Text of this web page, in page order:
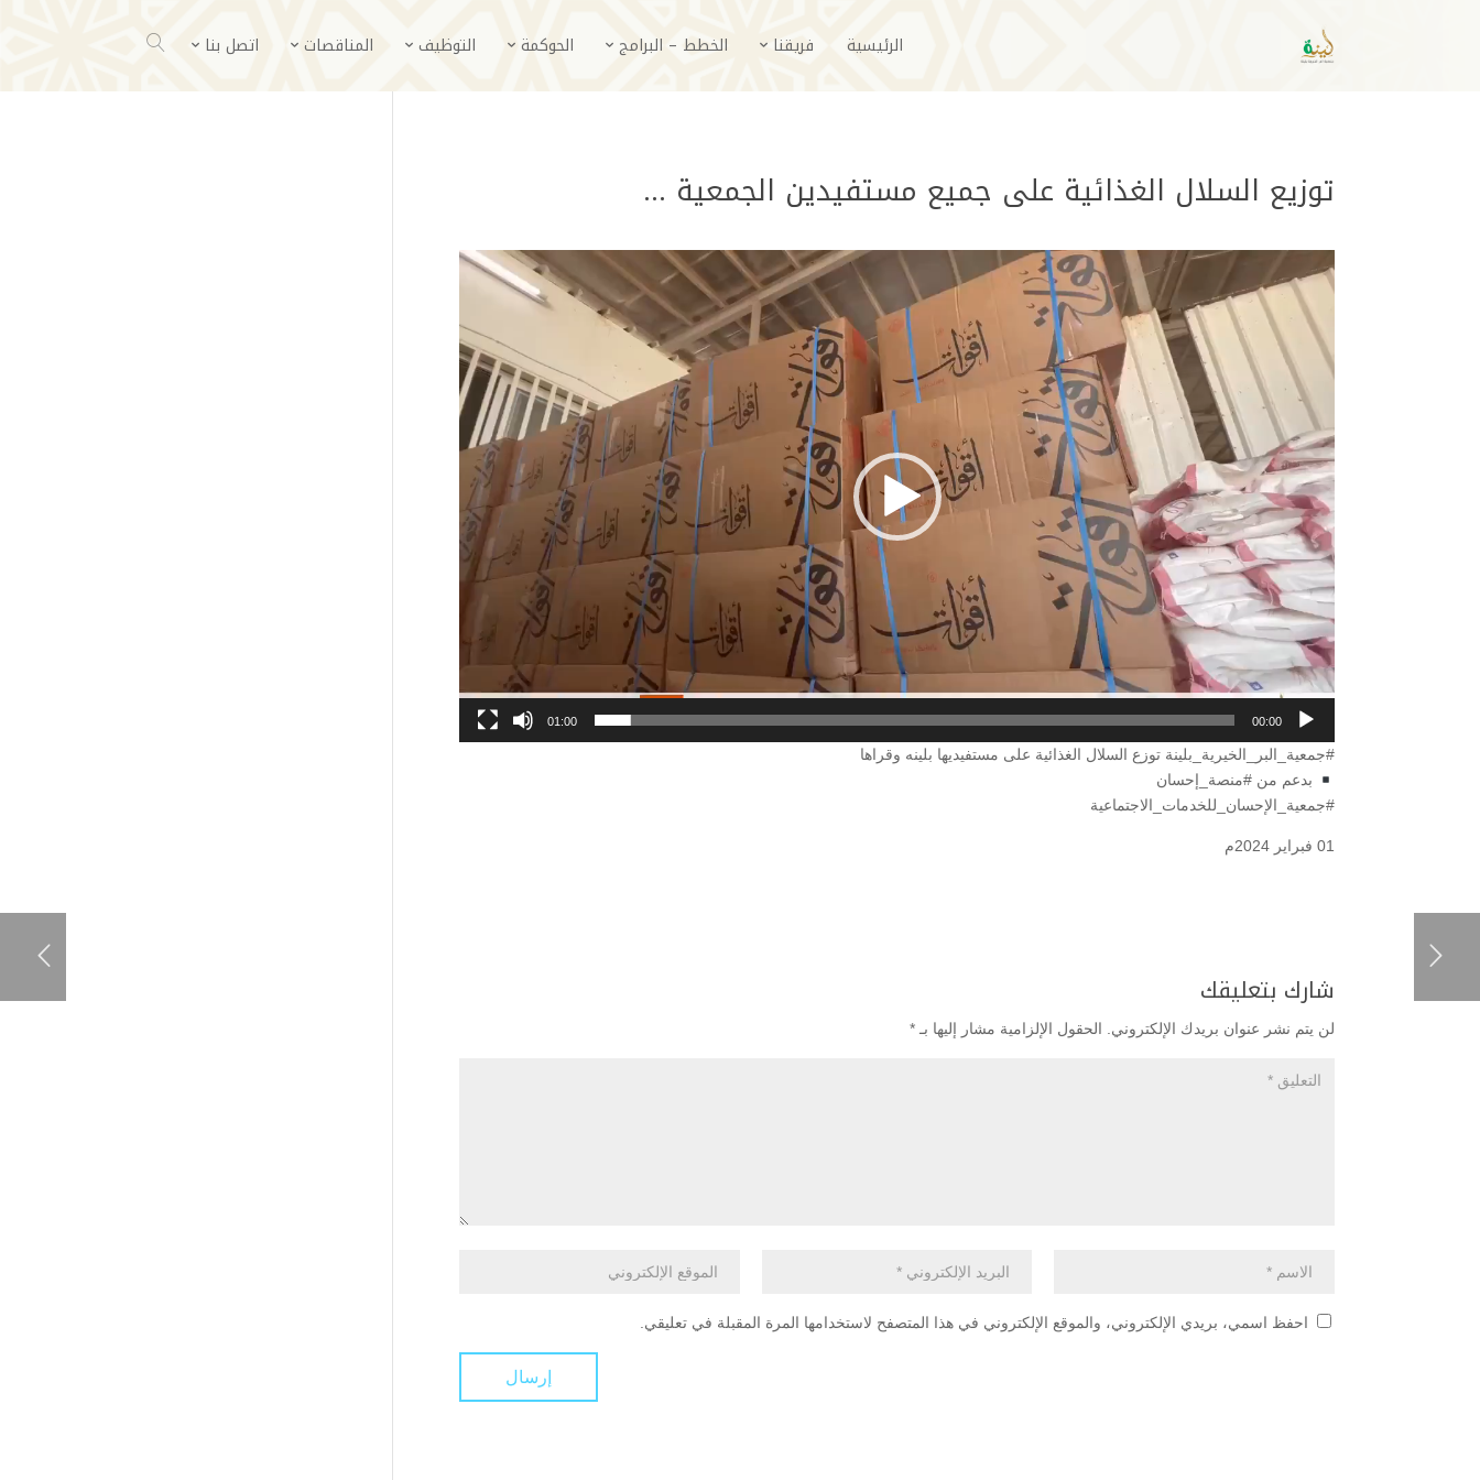
الرئيسية فريقنا الخطط – البرامج الحوكمة التوظيف المناقصات اتصل بنا
توزيع السلال الغذائية على جميع مستفيدين الجمعية …
الفيديو
00:00
01:00
#جمعية_البر_الخيرية_بلينة توزع السلال الغذائية على مستفيديها بلينه وقراها
بدعم من #منصة_إحسان
#جمعية_الإحسان_للخدمات_الاجتماعية
01 فبراير 2024م
شارك بتعليقك
لن يتم نشر عنوان بريدك الإلكتروني. الحقول الإلزامية مشار إليها بـ *
احفظ اسمي، بريدي الإلكتروني، والموقع الإلكتروني في هذا المتصفح لاستخدامها المرة المقبلة في تعليقي.